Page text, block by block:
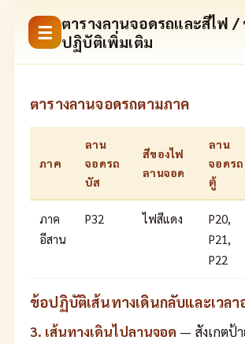
☰ ตารางลานจอดรถและสีไฟ /
ปฏิบัติเพิ่มเติม
ตารางลานจอดรถตามภาค
ภาค
ลาน
จอดรถ
บัส
สีของไฟ
ลานจอด
ลาน
จอดรถ
ตู้
ภาค
อีสาน
P32 ไฟสีแดง
P20,
P21,
P22
ข้อปฏิบัติเส้นทางเดินกลับและเวลา
3. เส้นทางเดินไปลานจอด — สังเกตป้